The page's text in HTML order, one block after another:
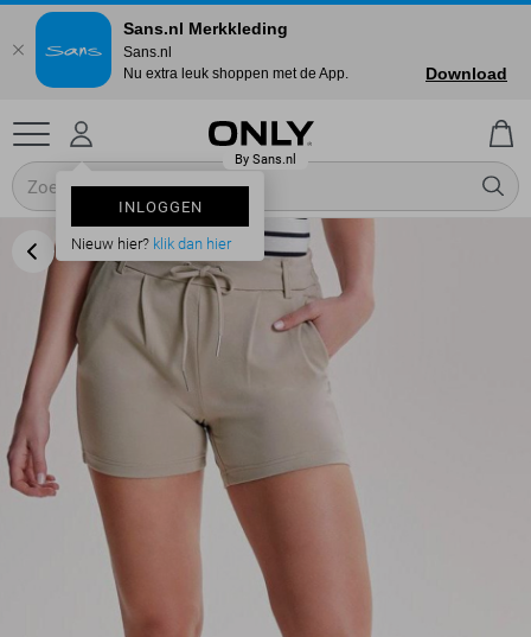
INLOGGEN
Nieuw hier? klik dan hier
Sans.nl Merkkleding
Sans.nl
Nu extra leuk shoppen met de App.
Download